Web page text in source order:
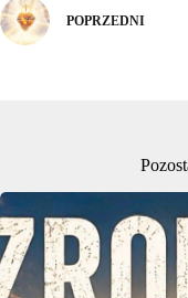
POPRZEDNI